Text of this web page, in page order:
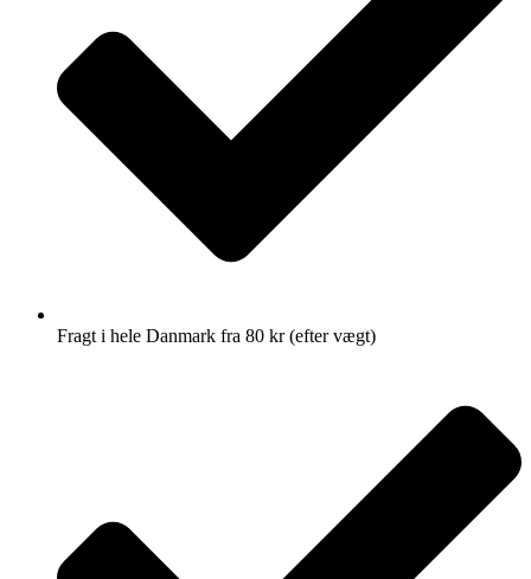
Fragt i hele Danmark fra 80 kr (efter vægt)